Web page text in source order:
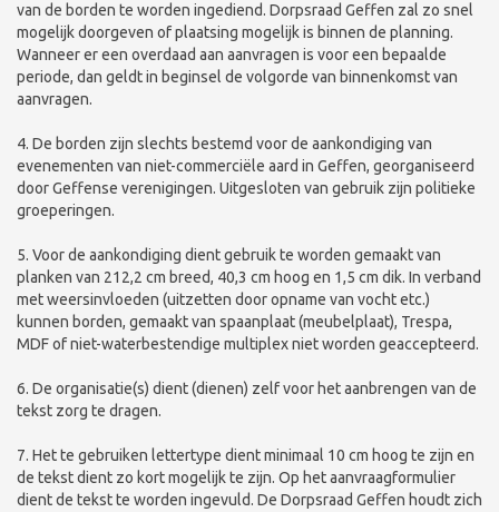
van de borden te worden ingediend. Dorpsraad Geffen zal zo snel
mogelijk doorgeven of plaatsing mogelijk is binnen de planning.
Wanneer er een overdaad aan aanvragen is voor een bepaalde
periode, dan geldt in beginsel de volgorde van binnenkomst van
aanvragen.
4. De borden zijn slechts bestemd voor de aankondiging van
evenementen van niet-commerciële aard in Geffen, georganiseerd
door Geffense verenigingen. Uitgesloten van gebruik zijn politieke
groeperingen.
5. Voor de aankondiging dient gebruik te worden gemaakt van
planken van 212,2 cm breed, 40,3 cm hoog en 1,5 cm dik. In verband
met weersinvloeden (uitzetten door opname van vocht etc.)
kunnen borden, gemaakt van spaanplaat (meubelplaat), Trespa,
MDF of niet-waterbestendige multiplex niet worden geaccepteerd.
6. De organisatie(s) dient (dienen) zelf voor het aanbrengen van de
tekst zorg te dragen.
7. Het te gebruiken lettertype dient minimaal 10 cm hoog te zijn en
de tekst dient zo kort mogelijk te zijn. Op het aanvraagformulier
dient de tekst te worden ingevuld. De Dorpsraad Geffen houdt zich